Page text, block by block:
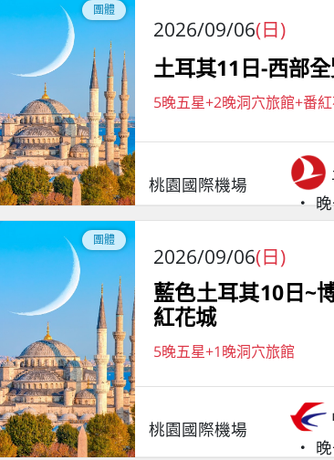
團體
2026/09/06(日)
土耳其11日-西部
5晚五星+2晚洞穴旅館+番
桃園國際機場
團體
2026/09/06(日)
藍色土耳其10日~
紅花城
5晚五星+1晚洞穴旅館
桃園國際機場